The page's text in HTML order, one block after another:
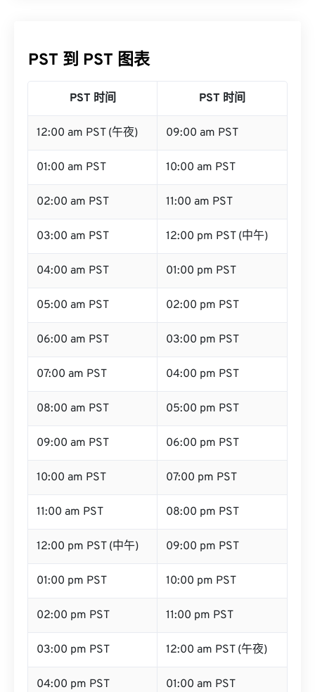
PST 到 PST 图表
PST 时间 PST 时间
12:00 am PST (午夜) 09:00 am PST
01:00 am PST 10:00 am PST
02:00 am PST 11:00 am PST
03:00 am PST 12:00 pm PST (中午)
04:00 am PST 01:00 pm PST
05:00 am PST 02:00 pm PST
06:00 am PST 03:00 pm PST
07:00 am PST 04:00 pm PST
08:00 am PST 05:00 pm PST
09:00 am PST 06:00 pm PST
10:00 am PST 07:00 pm PST
11:00 am PST 08:00 pm PST
12:00 pm PST (中午) 09:00 pm PST
01:00 pm PST 10:00 pm PST
02:00 pm PST 11:00 pm PST
03:00 pm PST 12:00 am PST (午夜)
04:00 pm PST 01:00 am PST